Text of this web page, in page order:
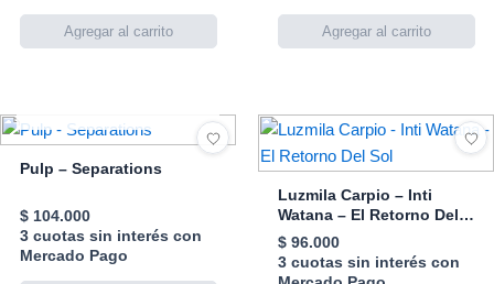
Pulp – Separations
$104.000
3 cuotas sin interés con
Mercado Pago
Luzmila Carpio – Inti
Watana – El Retorno Del
Sol
$96.000
3 cuotas sin interés con